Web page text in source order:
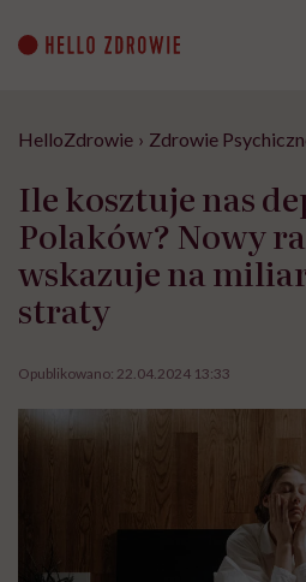
content
HelloZdrowie › Zdrowie
Ile kosztuje nas
Polaków? Nowy
wskazuje na
straty
Opublikowano: 22.04.2024 13:33